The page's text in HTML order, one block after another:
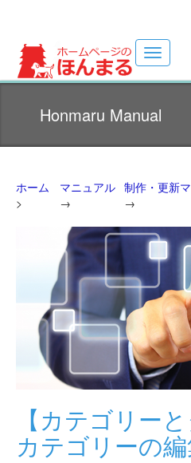
ホームページ制作サイト(・ω・U)
Toggle
Honmaru Manual
ホーム
>
マニュアル
→
制作・更新
→
【カテゴリー
カテゴリーの